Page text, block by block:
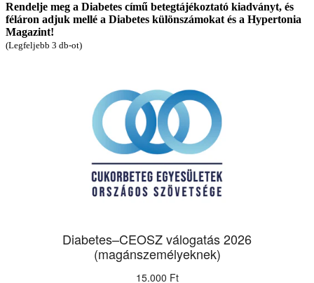
Rendelje meg a Diabetes című betegtájékoztató kiadványt, és
féláron adjuk mellé a Diabetes különszámokat és a Hypertonia
Magazint!
(Legfeljebb 3 db-ot)